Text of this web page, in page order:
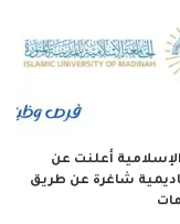
أعلنت عن
شاغرة عن طريق